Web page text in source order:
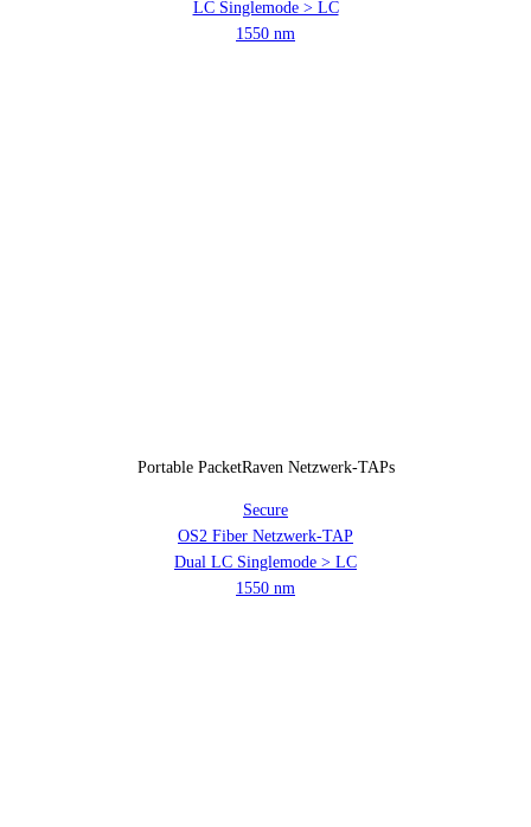
LC Singlemode > LC
1550 nm
Portable PacketRaven Netzwerk-TAPs
Secure
OS2 Fiber Netzwerk-TAP
Dual LC Singlemode > LC
1550 nm